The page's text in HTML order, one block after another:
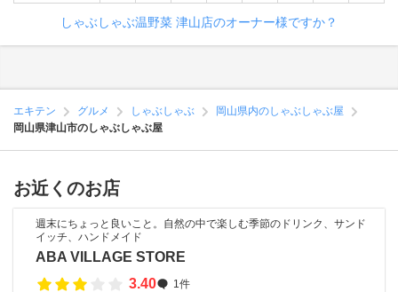
しゃぶしゃぶ温野菜 津山店のオーナー様ですか？
エキテン グルメ しゃぶしゃぶ
岡山県内のしゃぶしゃぶ屋
岡山県津山市のしゃぶしゃぶ屋
お近くのお店
週末にちょっと良いこと。自然の中で楽しむ季節のドリンク、サンド
イッチ、ハンドメイド
ABA VILLAGE STORE
3.40
1件